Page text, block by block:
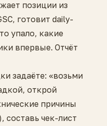
позиции из
готовит daily-
упало, какие
впервые. Отчёт
задаёте: «возьми
открой
причины
составь чек-лист